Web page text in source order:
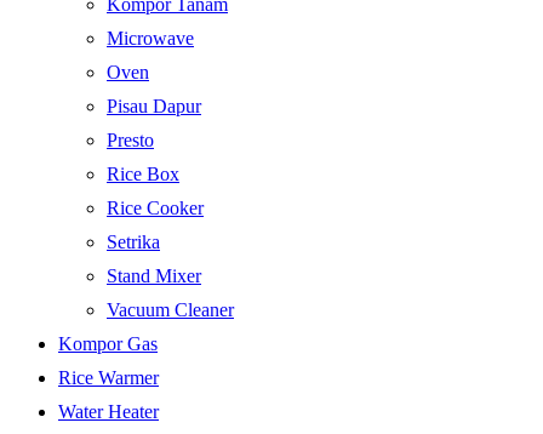
Microwave
Oven
Pisau Dapur
Presto
Rice Box
Rice Cooker
Setrika
Stand Mixer
Vacuum Cleaner
Kompor Gas
Rice Warmer
Water Heater